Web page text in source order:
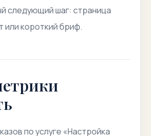
следующий шаг: страница
или короткий бриф.
по услуге «Настройка